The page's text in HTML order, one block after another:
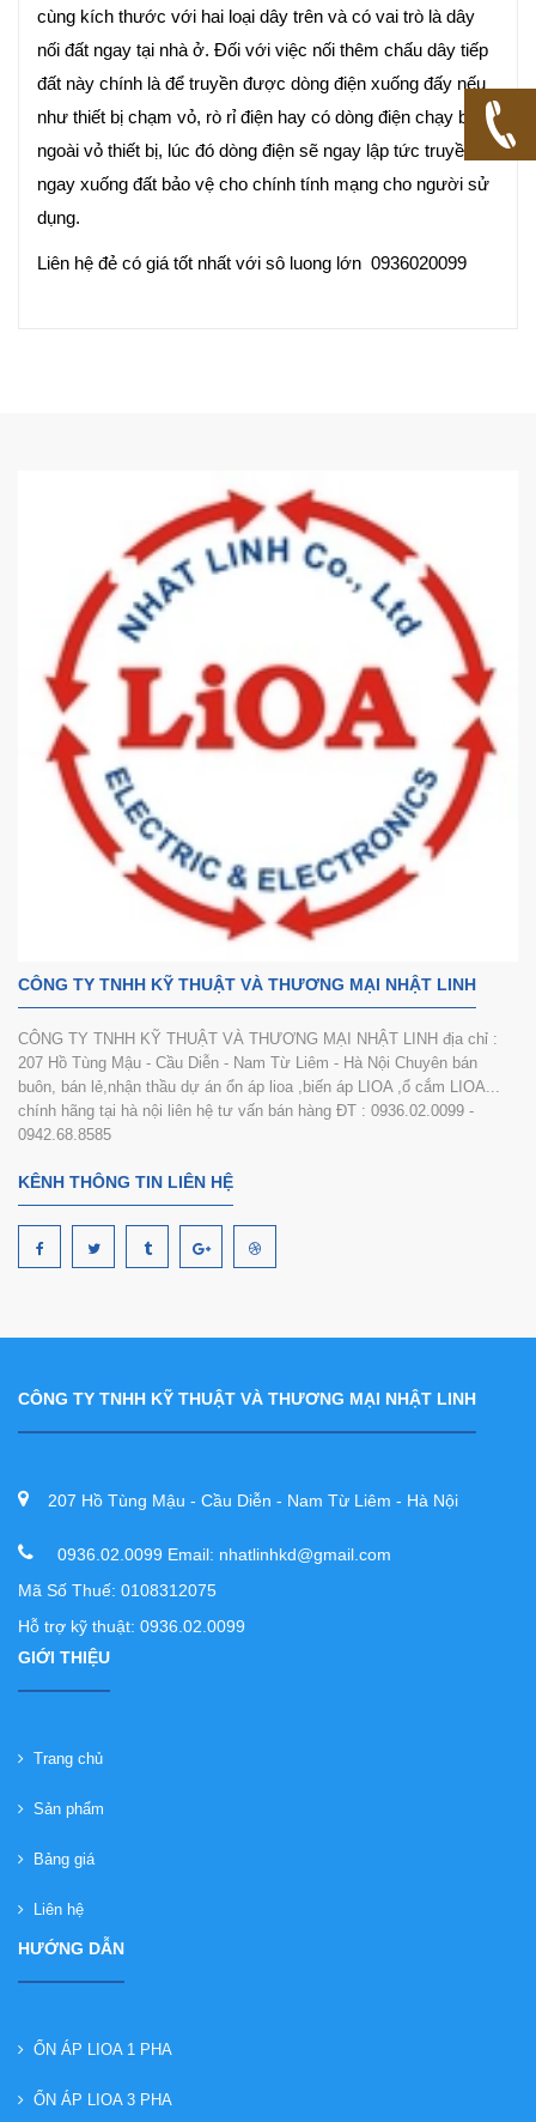
cùng kích thước với hai loại dây trên và có vai trò là dây
nối đất ngay tại nhà ở. Đối với việc nối thêm chấu dây tiếp
đất này chính là để truyền được dòng điện xuống đấy nếu
như thiết bị chạm vỏ, rò rỉ điện hay có dòng điện chạy bên
ngoài vỏ thiết bị, lúc đó dòng điện sẽ ngay lập tức truyền
ngay xuống đất bảo vệ cho chính tính mạng cho người sử
dụng.
Liên hệ đẻ có giá tốt nhất với sô luong lớn 0936020099
CÔNG TY TNHH KỸ THUẬT VÀ THƯƠNG MẠI NHẬT LINH
CÔNG TY TNHH KỸ THUẬT VÀ THƯƠNG MẠI NHẬT LINH địa chỉ :
207 Hồ Tùng Mậu - Cầu Diễn - Nam Từ Liêm - Hà Nội Chuyên bán
buôn, bán lẻ,nhận thầu dự án ổn áp lioa ,biến áp LIOA ,ổ cắm LIOA...
chính hãng tại hà nội liên hệ tư vấn bán hàng ĐT : 0936.02.0099 -
0942.68.8585
KÊNH THÔNG TIN LIÊN HỆ
CÔNG TY TNHH KỸ THUẬT VÀ THƯƠNG MẠI NHẬT LINH
207 Hồ Tùng Mậu - Cầu Diễn - Nam Từ Liêm - Hà Nội
0936.02.0099 Email: nhatlinhkd@gmail.com
Mã Số Thuế: 0108312075
Hỗ trợ kỹ thuật: 0936.02.0099
GIỚI THIỆU
Trang chủ
Sản phẩm
Bảng giá
Liên hệ
HƯỚNG DẪN
ỔN ÁP LIOA 1 PHA
ỔN ÁP LIOA 3 PHA